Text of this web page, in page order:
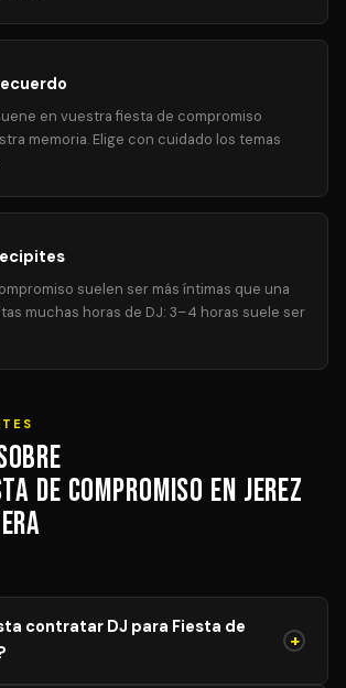
en vuestra fiesta de compromiso
memoria. Elige con cuidado los temas
suelen ser más íntimas que una
muchas horas de DJ: 3–4 horas suele ser
de Compromiso en Jerez
contratar DJ para Fiesta de
+